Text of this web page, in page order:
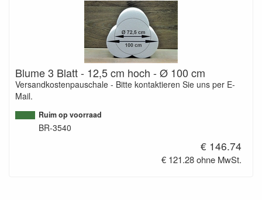
Blume 3 Blatt - 12,5 cm hoch - Ø 100 cm
Versandkostenpauschale - Bitte kontaktieren Sie uns per E-
Mail.
Ruim op voorraad
BR-3540
€ 146.74
€ 121.28 ohne MwSt.